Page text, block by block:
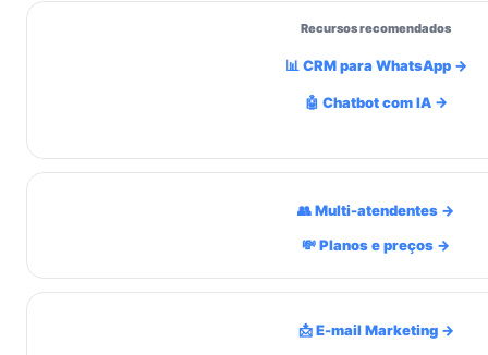
Recursos recomendados
📊 CRM para WhatsApp →
🤖 Chatbot com IA →
👥 Multi-atendentes →
💸 Planos e preços →
📩 E-mail Marketing →